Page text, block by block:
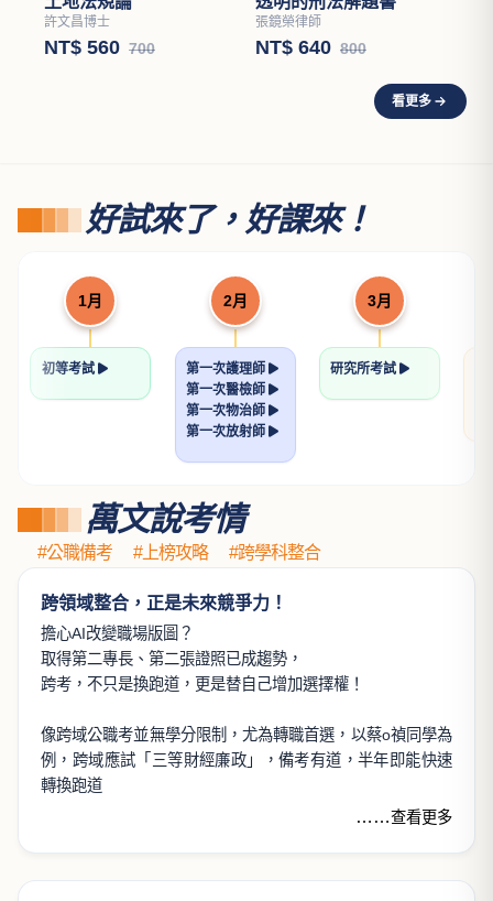
NT$ 560 700
土地法規論
許文昌博士
NT$ 560
張鏡榮律師
NT$ 640 800
好試來了，好課來！